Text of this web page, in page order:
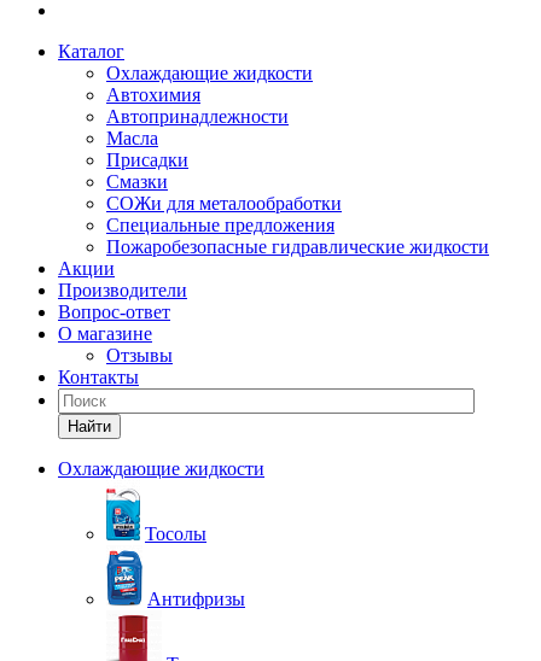
Каталог
Охлаждающие жидкости
Автохимия
Автопринадлежности
Масла
Присадки
Смазки
СОЖи для металообработки
Специальные предложения
Пожаробезопасные гидравлические жидкости
Акции
Производители
Вопрос-ответ
О магазине
Отзывы
Контакты
Найти
Охлаждающие жидкости
Тосолы
Антифризы